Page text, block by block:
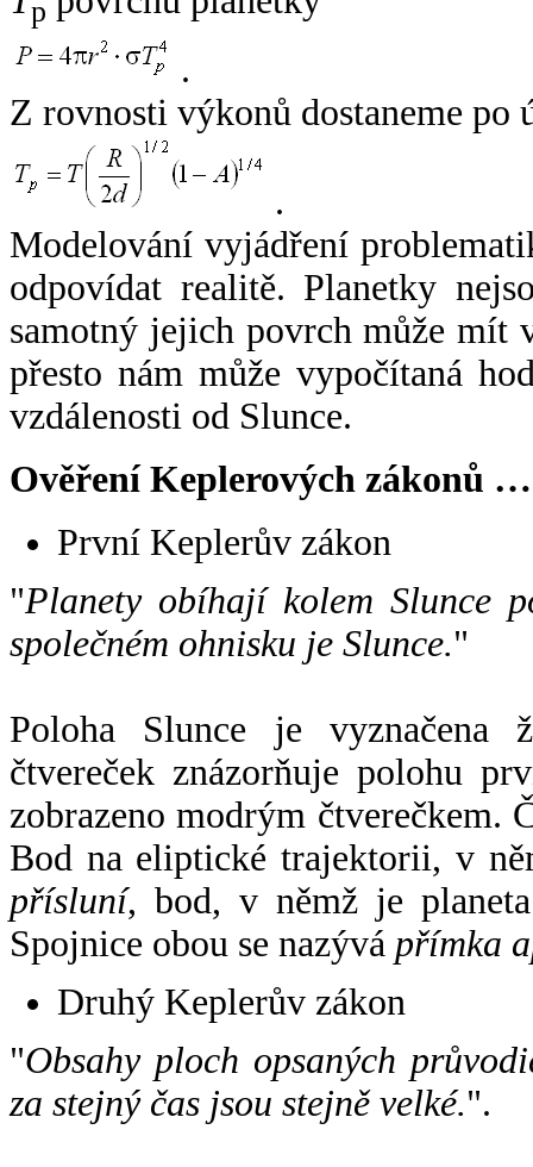
p
.
Z rovnosti výkonů dostaneme po
.
Modelování vyjádření
odpovídat realitě. Planetky
samotný jejich povrch může mít
přesto nám může vypočítaná
vzdálenosti od Slunce.
Ověření Keplerových zákonů …
První Keplerův zákon
"Planety obíhají kolem Slunce
společném ohnisku je Slunce."
Poloha Slunce je vyznačena
čtvereček znázorňuje polohu
zobrazeno modrým čtverečkem.
Bod na eliptické trajektorii, v
přísluní, bod, v němž je
Spojnice obou se nazývá přímka
Druhý Keplerův zákon
"Obsahy ploch opsaných
za stejný čas jsou stejně velké.".